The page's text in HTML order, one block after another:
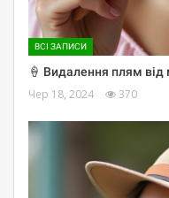
ВСІ ЗАПИСИ
🍦 Видалення плям
Чер 18, 2024 370